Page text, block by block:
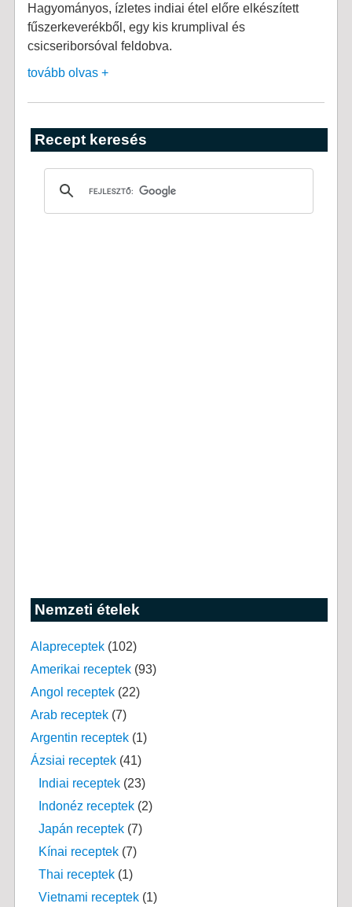
Hagyományos, ízletes indiai étel előre elkészített
fűszerkeverékből, egy kis krumplival és
csicseriborsóval feldobva.
tovább olvas +
Recept keresés
Nemzeti ételek
Alapreceptek(102)
Amerikai receptek(93)
Angol receptek(22)
Arab receptek(7)
Argentin receptek(1)
Ázsiai receptek(41)
Indiai receptek(23)
Indonéz receptek(2)
Japán receptek(7)
Kínai receptek(7)
Thai receptek(1)
Vietnami receptek(1)